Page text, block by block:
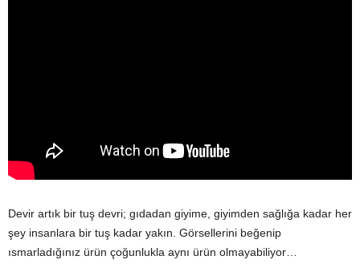
Devir artık bir tuş devri; gıdadan giyime, giyimden sağlığa kadar her
şey insanlara bir tuş kadar yakın. Görsellerini beğenip
ısmarladığınız ürün çoğunlukla aynı ürün olmayabiliyor…